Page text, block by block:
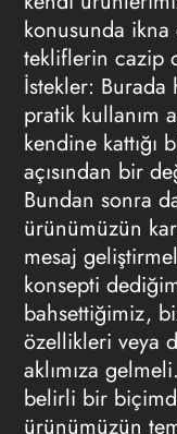
konusunda
tekliflerin cazip
İstekler:
pratik kullanım
kendine kattığı
açısından bir
Bundan sonra
ürünümüzün
mesaj
konsepti
bahsettiğimiz,
özellikleri veya
aklımıza
belirli bir
ürünümüzün